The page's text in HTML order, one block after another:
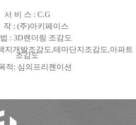
서 비 스 : C.G
: (주)아키페이스
: 3D렌더링 조감도
지개발조감도,테마단지조감도,아파트
조감도
적: 심의프리젠이션